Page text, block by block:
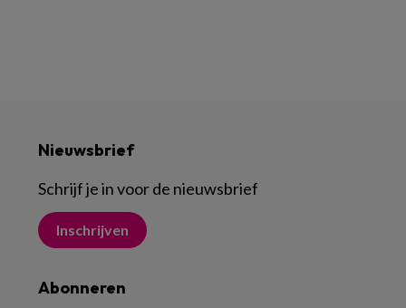
Nieuwsbrief
Schrijf je in voor de nieuwsbrief
Inschrijven
Abonneren